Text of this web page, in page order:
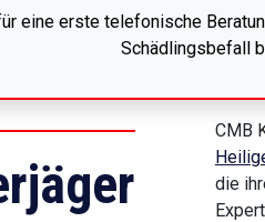
eine erste telefonische
Schädlingsbefall
CMB
die